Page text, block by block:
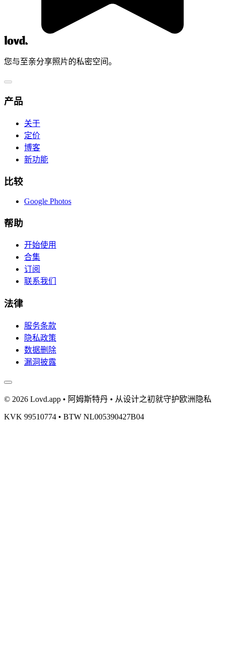
您与至亲分享照片的私密空间。
产品
关于
定价
博客
新功能
比较
Google Photos
帮助
开始使用
合集
订阅
联系我们
法律
服务条款
隐私政策
数据删除
漏洞披露
© 2026 Lovd.app • 阿姆斯特丹 • 从设计之初就守护欧洲隐私
KVK 99510774 • BTW NL005390427B04